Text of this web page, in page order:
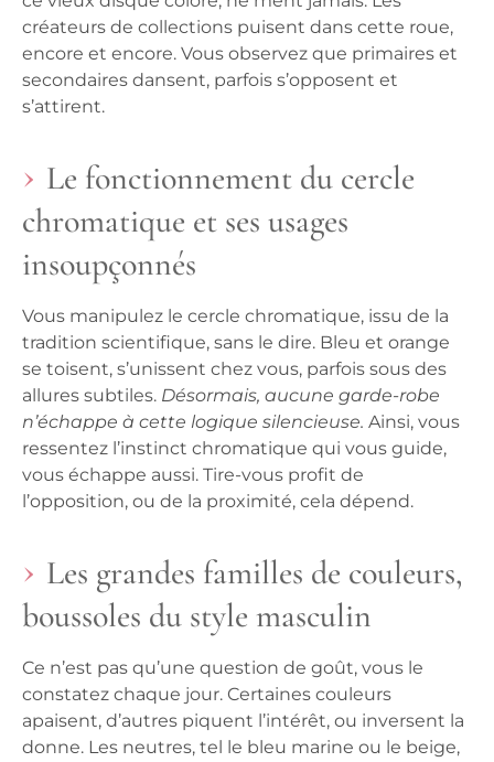
créateurs de collections puisent dans cette roue,
encore et encore. Vous observez que primaires et
secondaires dansent, parfois s’opposent et
s’attirent.
Le fonctionnement du cercle
chromatique et ses usages
insoupçonnés
Vous manipulez le cercle chromatique, issu de la
tradition scientifique, sans le dire. Bleu et orange
se toisent, s’unissent chez vous, parfois sous des
allures subtiles. Désormais, aucune garde-robe
n’échappe à cette logique silencieuse. Ainsi, vous
ressentez l’instinct chromatique qui vous guide,
vous échappe aussi. Tire-vous profit de
l’opposition, ou de la proximité, cela dépend.
Les grandes familles de couleurs,
boussoles du style masculin
Ce n’est pas qu’une question de goût, vous le
constatez chaque jour. Certaines couleurs
apaisent, d’autres piquent l’intérêt, ou inversent la
donne. Les neutres, tel le bleu marine ou le beige,